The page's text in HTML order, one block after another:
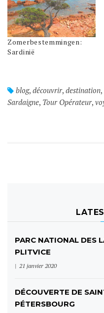
Zomerbestemmingen:
Sardinië
blog,découvrir,destination,
Sardaigne, Tour Opérateur,
PARC NATIONAL DES
PLITVICE
21 janvier 2020
DÉCOUVERTE DE
PÉTERSBOURG